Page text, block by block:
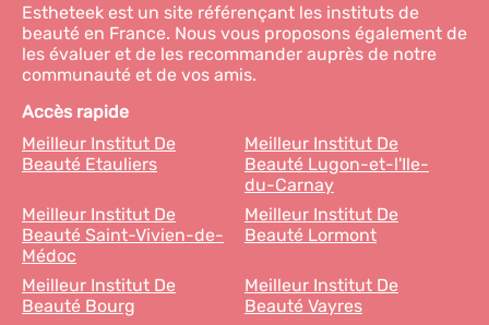
Estheteek est un site référençant les instituts de
beauté en France. Nous vous proposons également de
les évaluer et de les recommander auprès de notre
communauté et de vos amis.
Accès rapide
Meilleur Institut De
Beauté Etauliers
Meilleur Institut De
Beauté Lugon-et-l'Ile-
du-Carnay
Meilleur Institut De
Beauté Saint-Vivien-de-
Médoc
Meilleur Institut De
Beauté Lormont
Meilleur Institut De
Beauté Bourg
Meilleur Institut De
Beauté Vayres